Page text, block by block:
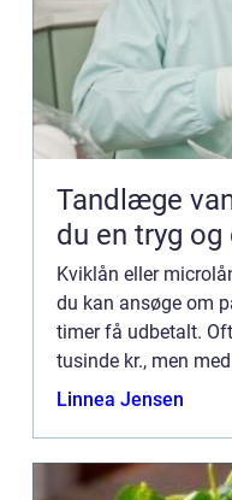
Tandlæge vanløse
du en tryg
Kviklån eller
du kan ansøge om
timer få udbetalt.
tusinde kr., men
under et år. Typisk
Linnea Jensen